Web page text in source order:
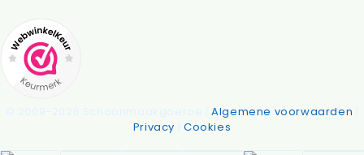
© 2009-2026 Schoonmaakgoeroe |Algemene voorwaarden
Privacy
Cookies